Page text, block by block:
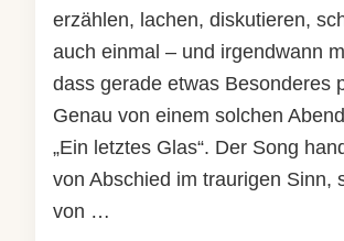
erzählen, lachen, diskutieren,
auch einmal – und irgendwann
dass gerade etwas Besonderes
Genau von einem solchen
„Ein letztes Glas“. Der Song
von Abschied im traurigen Sinn,
von …